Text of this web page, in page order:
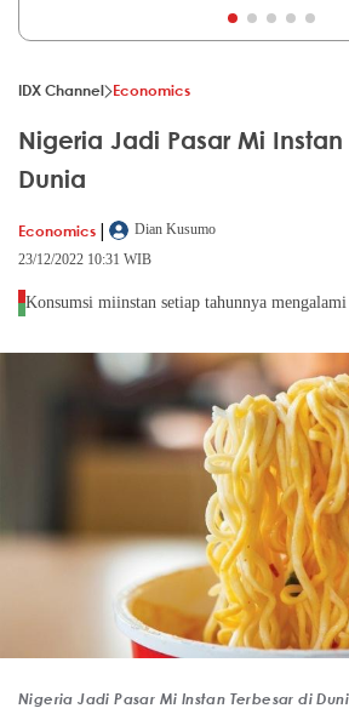
IDX Channel Economics
Nigeria Jadi Pasar Mi Instan
Dunia
Economics |
Dian Kusumo
23/12/2022 10:31 WIB
Konsumsi miinstan setiap tahunnya
Nigeria Jadi Pasar Mi Instan Terbesar di